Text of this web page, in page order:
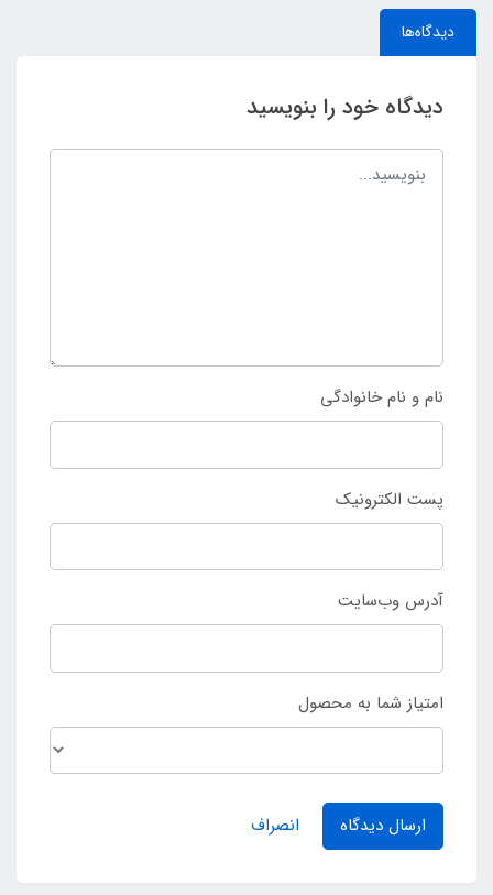
دیدگاه‌ها
دیدگاه خود را بنویسید
نام و نام خانوادگی
پست الکترونیک
آدرس وب‌سایت
امتیاز شما به محصول
ارسال دیدگاه انصراف